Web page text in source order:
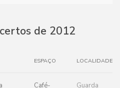
de 2012
ESPAÇO LOCALIDADE
Café-
Guarda